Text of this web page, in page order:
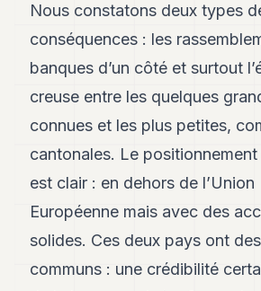
Nous constatons deux types
conséquences : les
banques d’un côté et surtout
creuse entre les quelques
connues et les plus petites,
cantonales. Le positionnement
est clair : en dehors de l’Union
Européenne mais avec des
solides. Ces deux pays ont
communs : une crédibilité